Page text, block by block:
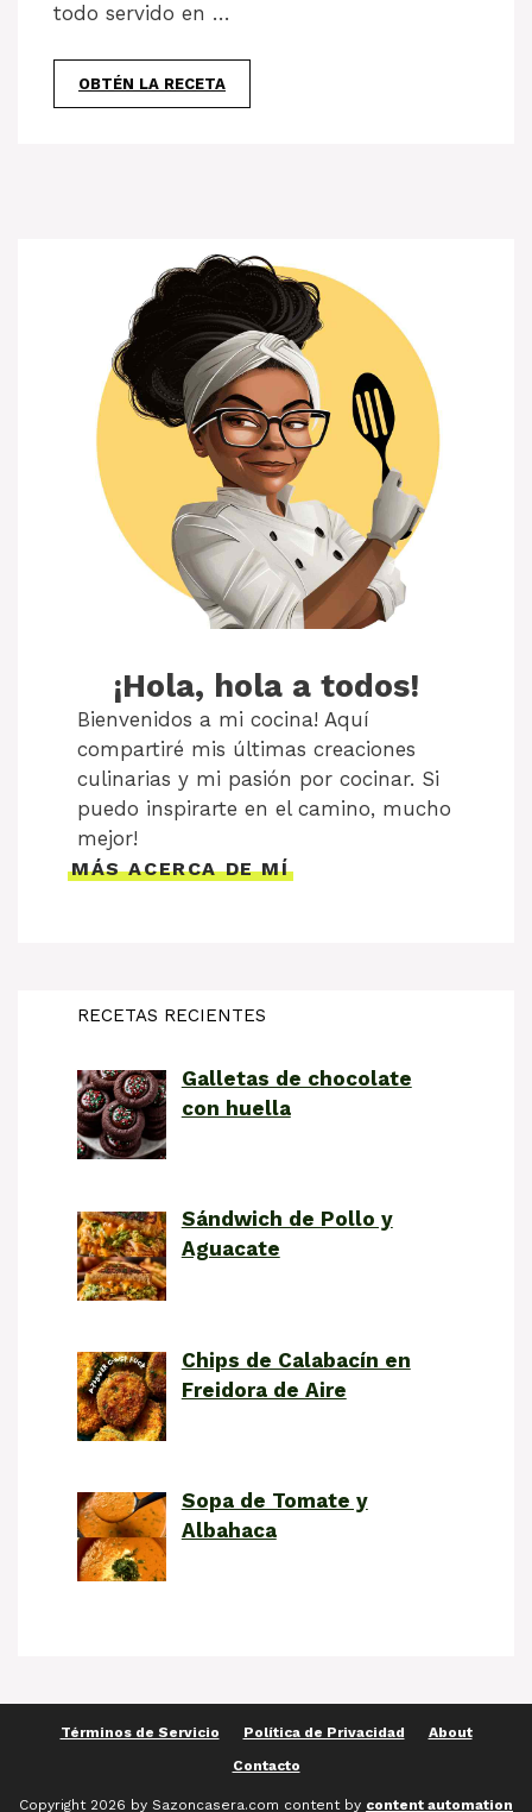
todo servido en …
OBTÉN LA RECETA
¡Hola, hola a todos!
Bienvenidos a mi cocina! Aquí
compartiré mis últimas creaciones
culinarias y mi pasión por cocinar. Si
puedo inspirarte en el camino, mucho
mejor!
MÁS ACERCA DE MÍ
RECETAS RECIENTES
Galletas de chocolate
con huella
Sándwich de Pollo y
Aguacate
Chips de Calabacín en
Freidora de Aire
Sopa de Tomate y
Albahaca
Términos de Servicio Política de Privacidad
About
Contacto
Copyright 2026 by Sazoncasera.com content by content automation